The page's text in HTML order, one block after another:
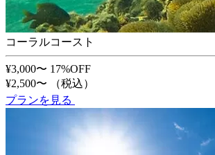
コーラルコースト
¥3,000〜 17%OFF
¥2,500〜
（税込）
プランを見る